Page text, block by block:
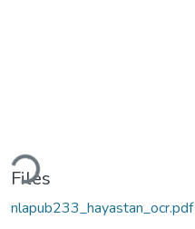
Files
nlapub233_hayastan_ocr.pdf